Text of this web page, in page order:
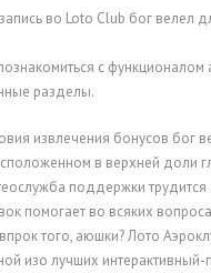
во Loto Club бог велел
с функционалом
разделы.
извлечения бонусов бог
в верхней доли
поддержки трудится
помогает во всяких
того, аюшки? Лото
изо лучших интерактивный-